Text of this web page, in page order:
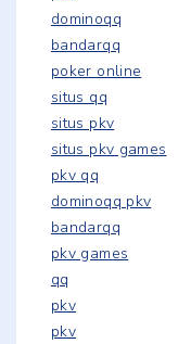
dominoqq
bandarqq
poker online
situs qq
situs pkv
situs pkv games
pkv qq
dominoqq pkv
bandarqq
pkv games
qq
pkv
pkv